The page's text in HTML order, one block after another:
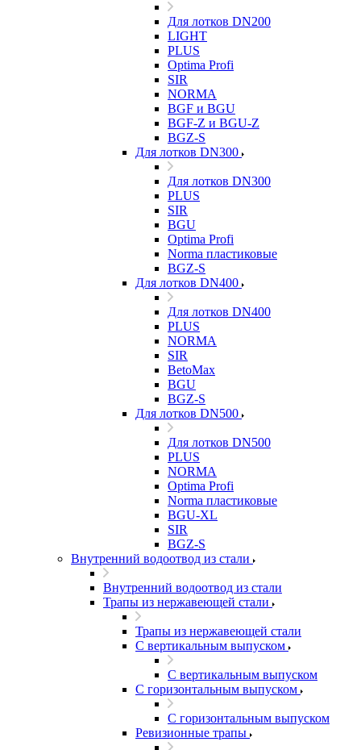
Для лотков DN200
LIGHT
PLUS
Optima Profi
SIR
NORMA
BGF и BGU
BGF-Z и BGU-Z
BGZ-S
Для лотков DN300
Для лотков DN300
PLUS
SIR
BGU
Optima Profi
Norma пластиковые
BGZ-S
Для лотков DN400
Для лотков DN400
PLUS
NORMA
SIR
BetoMax
BGU
BGZ-S
Для лотков DN500
Для лотков DN500
PLUS
NORMA
Optima Profi
Norma пластиковые
BGU-XL
SIR
BGZ-S
Внутренний водоотвод из стали
Внутренний водоотвод из стали
Трапы из нержавеющей стали
Трапы из нержавеющей стали
С вертикальным выпуском
С вертикальным выпуском
С горизонтальным выпуском
С горизонтальным выпуском
Ревизионные трапы